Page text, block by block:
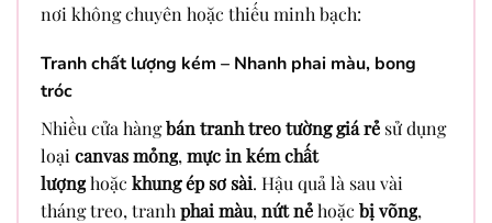
nơi không chuyên hoặc thiếu minh bạch:
Tranh chất lượng kém – Nhanh phai màu, bong
tróc
Nhiều cửa hàngbán tranh treo tường giá rẻ sử dụng
loại canvas mỏng, mực in kém chất
lượnghoặc khung ép sơ sài. Hậu quả là sau vài
tháng treo, tranh phai màu, nứt nẻhoặc bị võng,